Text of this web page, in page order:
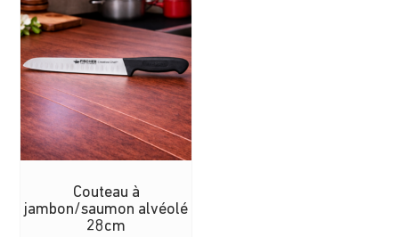
Couteau à
jambon/saumon alvéolé
28cm